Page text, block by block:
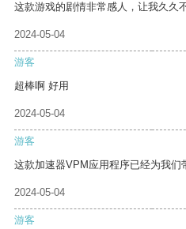
这款游戏的剧情非常感人，让我久久
2024-05-04
游客
超棒啊 好用
2024-05-04
游客
这款加速器VPM应用程序已经为我们
2024-05-04
游客